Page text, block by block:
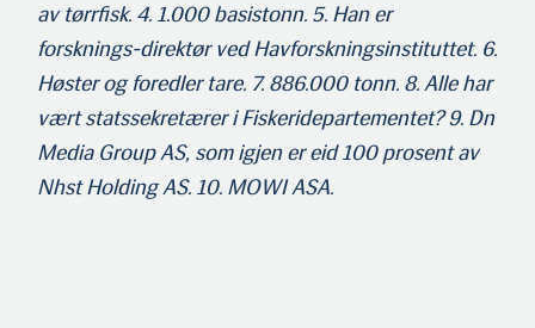
av tørrfisk. 4. 1.000 basistonn. 5. Han er
forsknings-direktør ved Havforskningsinstituttet. 6.
Høster og foredler tare. 7. 886.000 tonn. 8. Alle har
vært statssekretærer i Fiskeridepartementet? 9. Dn
Media Group AS, som igjen er eid 100 prosent av
Nhst Holding AS. 10. MOWI ASA.